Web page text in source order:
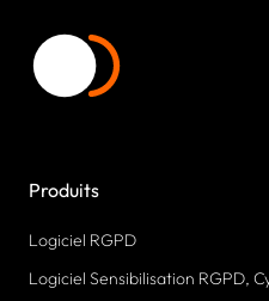
Produits
Logiciel RGPD
Logiciel Sensibilisation RGPD,